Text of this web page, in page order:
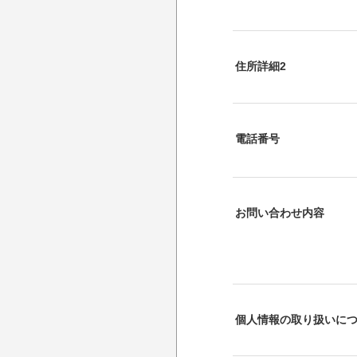
住所詳細2
電話番号
お問い合わせ内容
個人情報の取り扱いに